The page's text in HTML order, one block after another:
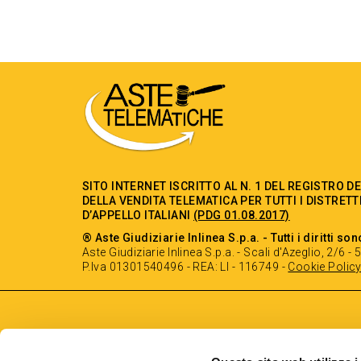
SITO INTERNET ISCRITTO AL N. 1 DEL REGISTRO
DELLA VENDITA TELEMATICA PER TUTTI I
D’APPELLO ITALIANI (PDG 01.08.2017)
® Aste Giudiziarie Inlinea S.p.a. - Tutti i diritti
Aste Giudiziarie Inlinea S.p.a. - Scali d'Azeglio, 2/6 -
P.Iva 01301540496 - REA: LI - 116749 - Cookie Policy